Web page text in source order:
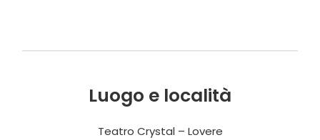
Luogo e località
Teatro Crystal – Lovere